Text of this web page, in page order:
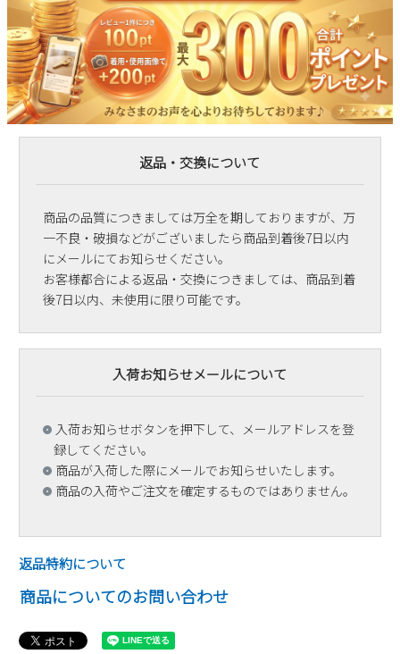
返品・交換について
商品の品質につきましては万全を期しておりますが、万
一不良・破損などがございましたら商品到着後7日以内
にメールにてお知らせください。
お客様都合による返品・交換につきましては、商品到着
後7日以内、未使用に限り可能です。
入荷お知らせメールについて
入荷お知らせボタンを押下して、メールアドレスを登
録してください。
商品が入荷した際にメールでお知らせいたします。
商品の入荷やご注文を確定するものではありません。
返品特約について
商品についてのお問い合わせ